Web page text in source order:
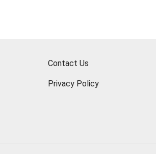
Contact Us
Privacy Policy